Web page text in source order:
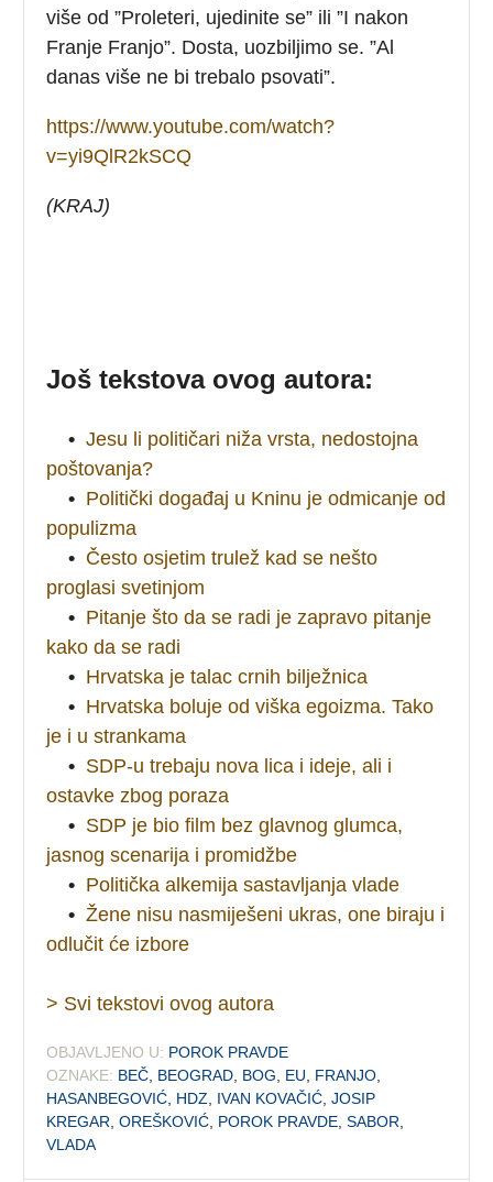
više od ”Proleteri, ujedinite se” ili ”I nakon
Franje Franjo”. Dosta, uozbiljimo se. ”Al
danas više ne bi trebalo psovati”.
https://www.youtube.com/watch?
v=yi9QlR2kSCQ
(KRAJ)
Još tekstova ovog autora:
• Jesu li političari niža vrsta, nedostojna
poštovanja?
• Politički događaj u Kninu je odmicanje od
populizma
• Često osjetim trulež kad se nešto
proglasi svetinjom
• Pitanje što da se radi je zapravo pitanje
kako da se radi
• Hrvatska je talac crnih bilježnica
• Hrvatska boluje od viška egoizma. Tako
je i u strankama
• SDP-u trebaju nova lica i ideje, ali i
ostavke zbog poraza
• SDP je bio film bez glavnog glumca,
jasnog scenarija i promidžbe
• Politička alkemija sastavljanja vlade
• Žene nisu nasmiješeni ukras, one biraju i
odlučit će izbore
> Svi tekstovi ovog autora
OBJAVLJENO U: POROK PRAVDE
OZNAKE: BEČ BEOGRAD BOG EU FRANJO
HASANBEGOVIĆ HDZ IVAN KOVAČIĆ ,JOSIP
KREGAR ,OREŠKOVIĆ POROK PRAVDE ,SABOR
VLADA